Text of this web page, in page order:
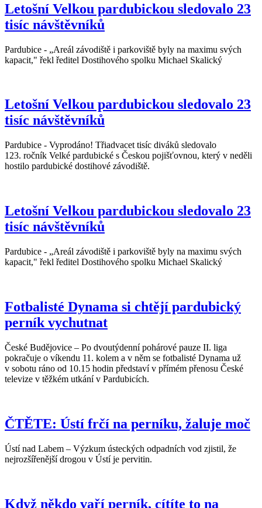
Letošní Velkou pardubickou sledovalo 23
tisíc návštěvníků
Pardubice - „Areál závodiště i parkoviště byly na maximu svých
kapacit," řekl ředitel Dostihového spolku Michael Skalický
Letošní Velkou pardubickou sledovalo 23
tisíc návštěvníků
Pardubice - Vyprodáno! Třiadvacet tisíc diváků sledovalo
123. ročník Velké pardubické s Českou pojišťovnou, který v neděli
hostilo pardubické dostihové závodiště.
Letošní Velkou pardubickou sledovalo 23
tisíc návštěvníků
Pardubice - „Areál závodiště i parkoviště byly na maximu svých
kapacit," řekl ředitel Dostihového spolku Michael Skalický
Fotbalisté Dynama si chtějí pardubický
perník vychutnat
České Budějovice – Po dvoutýdenní pohárové pauze II. liga
pokračuje o víkendu 11. kolem a v něm se fotbalisté Dynama už
v sobotu ráno od 10.15 hodin představí v přímém přenosu České
televize v těžkém utkání v Pardubicích.
ČTĚTE: Ústí frčí na perníku, žaluje moč
Ústí nad Labem – Výzkum ústeckých odpadních vod zjistil, že
nejrozšířenější drogou v Ústí je pervitin.
Když někdo vaří perník, cítíte to na